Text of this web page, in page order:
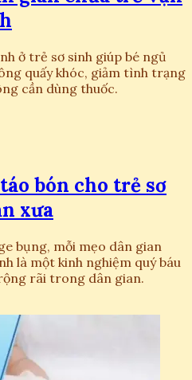
ở trẻ sơ sinh giúp bé ngủ
quấy khóc, giảm tình trạng
cần dùng thuốc.
bón cho trẻ sơ
xưa
bụng, mỗi mẹo dân gian
là một kinh nghiệm quý báu
rãi trong dân gian.